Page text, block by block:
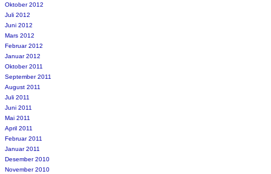
Oktober 2012
Juli 2012
Juni 2012
Mars 2012
Februar 2012
Januar 2012
Oktober 2011
September 2011
August 2011
Juli 2011
Juni 2011
Mai 2011
April 2011
Februar 2011
Januar 2011
Desember 2010
November 2010